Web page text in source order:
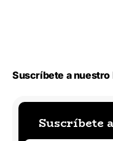
Suscríbete a nuestro
Suscríbete